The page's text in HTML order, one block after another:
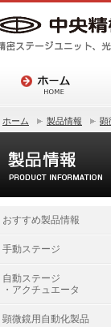
ホーム 製品情報 顕
おすすめ製品情報
手動ステージ
自動ステージ
・アクチュエータ
顕微鏡用自動化製品